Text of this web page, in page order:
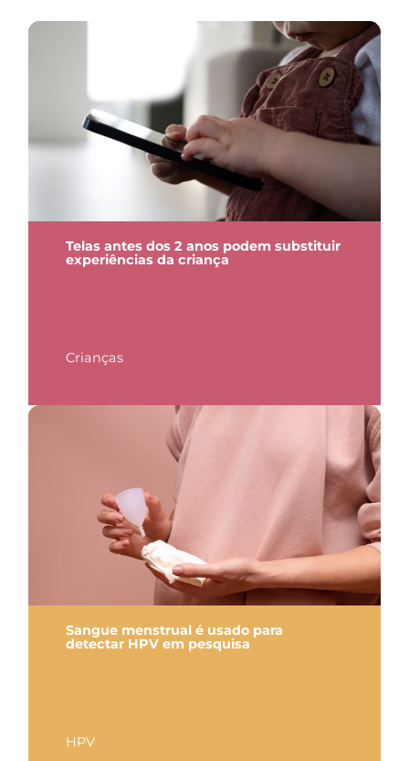
Telas antes dos 2 anos podem substituir
experiências da criança
Crianças
Sangue menstrual é usado para
detectar HPV em pesquisa
HPV